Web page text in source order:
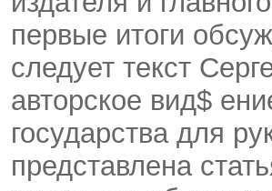
первые итоги
следует текст
авторское вид$
государства для
представлена